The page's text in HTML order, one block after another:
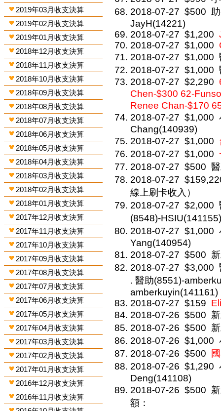
2019年03月收支決算
2019年02月收支決算
2019年01月收支決算
2018年12月收支決算
2018年11月收支決算
2018年10月收支決算
2018年09月收支決算
2018年08月收支決算
2018年07月收支決算
2018年06月收支決算
2018年05月收支決算
2018年04月收支決算
2018年03月收支決算
2018年02月收支決算
2018年01月收支決算
2017年12月收支決算
2017年11月收支決算
2017年10月收支決算
2017年09月收支決算
2017年08月收支決算
2017年07月收支決算
2017年06月收支決算
2017年05月收支決算
2017年04月收支決算
2017年03月收支決算
2017年02月收支決算
2017年01月收支決算
2016年12月收支決算
2016年11月收支決算
2018-07-27 $500
JayH(14221)
2018-07-27 $1,200
2018-07-27 $1,000
2018-07-27 $1,000
2018-07-27 $1,000
2018-07-27 $2,290
Chen-$300 62-
Renee Chan-$170
2018-07-27 $1,000
Chang(140939)
2018-07-27 $1,000
2018-07-27 $1,000
2018-07-27 $500
2018-07-27
線上刷卡收入）
2018-07-27 $2,000
(8548)-
2018-07-27 $1,000
Yang(140954)
2018-07-27 $500
2018-07-27 $3,000
. 醫助(8551)-
amberkuyin(141161)
2018-07-27 $159
2018-07-26 $500
2018-07-26 $500
2018-07-26 $1,000
2018-07-26 $500
2018-07-26 $1,290
Deng(141108)
2018-07-26 $500
額：